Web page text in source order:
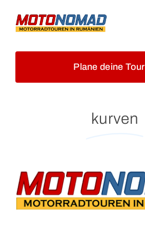
Galerie
Plane deine Tour
kurven